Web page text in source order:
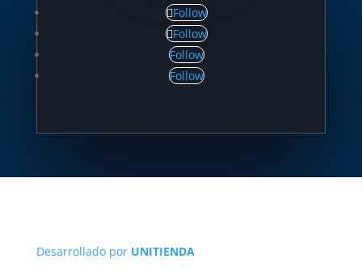
Follow
Follow
Follow
Follow
Desarrollado por UNITIENDA